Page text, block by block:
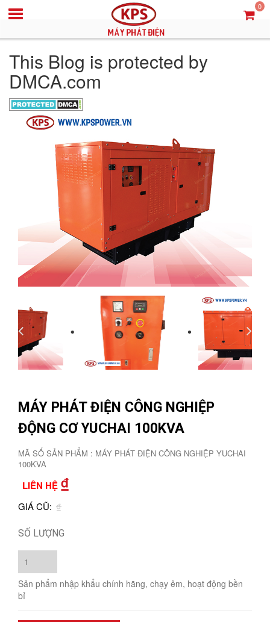
0
This Blog is protected by
DMCA.com
MÁY PHÁT ĐIỆN CÔNG NGHIỆP
ĐỘNG CƠ YUCHAI 100KVA
MÃ SỐ SẢN PHẨM : MÁY PHÁT ĐIỆN CÔNG NGHIỆP YUCHAI
100KVA
LIÊN HỆ ₫
GIÁ CŨ: ₫
SỐ LƯỢNG
Sản phẩm nhập khẩu chính hãng, chạy êm, hoạt động bền
bỉ